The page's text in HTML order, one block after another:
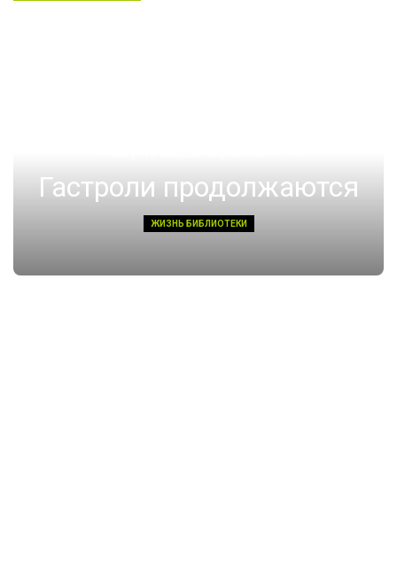
Гастроли продолжаются
ЖИЗНЬ БИБЛИОТЕКИ